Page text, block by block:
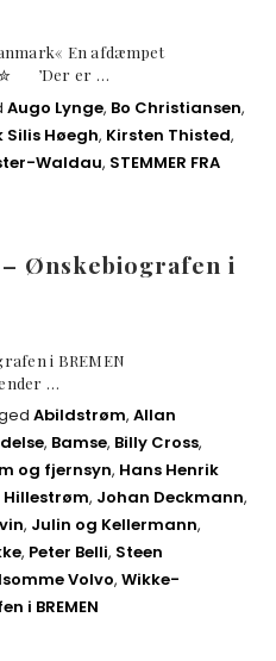
En afdæmpet
er …
Augo Lynge, Bo Christiansen,
Silis Høegh, Kirsten Thisted,
Waldau, STEMMER FRA
Ønskebiografen i
i BREMEN
…
Abildstrøm, Allan
, Bamse, Billy Cross,
og fjernsyn, Hans Henrik
Hillestrøm, Johan Deckmann,
, Julin og Kellermann,
, Peter Belli, Steen
Volvo, Wikke-
i BREMEN